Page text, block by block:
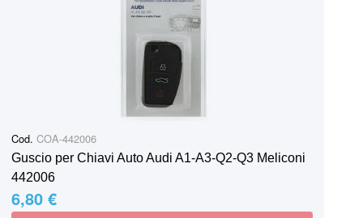
Cod. COA-442006
Guscio per Chiavi Auto Audi A1-A3-Q2-Q3 Meliconi
442006
6,80 €